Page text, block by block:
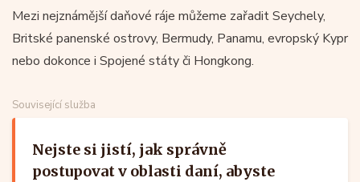
Mezi nejznámější daňové ráje můžeme zařadit Seychely,
Britské panenské ostrovy, Bermudy, Panamu, evropský Kypr
nebo dokonce i Spojené státy či Hongkong.
Související služba
Nejste si jistí, jak správně
postupovat v oblasti daní, abyste